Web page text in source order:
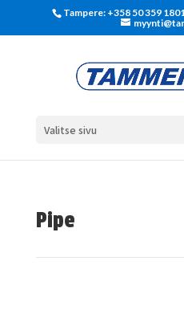
Tampere: +358 50 359
Valitse sivu
Pipe